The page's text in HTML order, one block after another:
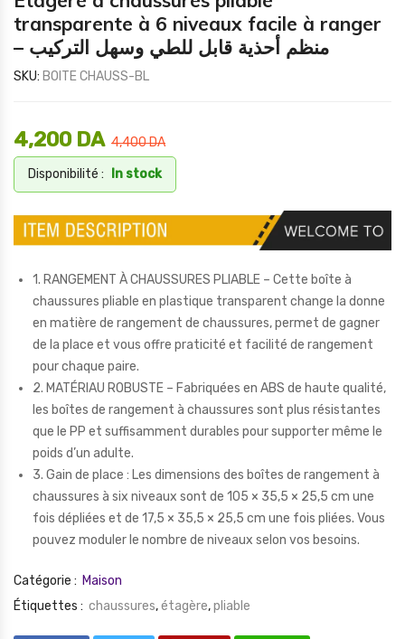
transparente à 6 niveaux facile à ranger
– منظم أحذية قابل للطي وسهل التركيب
SKU: BOITE CHAUSS-BL
4,400DA
4,200 DA
Disponibilité : In stock
1. RANGEMENT À CHAUSSURES PLIABLE – Cette boîte à
chaussures pliable en plastique transparent change la donne
en matière de rangement de chaussures, permet de gagner
de la place et vous offre praticité et facilité de rangement
pour chaque paire.
2. MATÉRIAU ROBUSTE – Fabriquées en ABS de haute qualité,
les boîtes de rangement à chaussures sont plus résistantes
que le PP et suffisamment durables pour supporter même le
poids d’un adulte.
3. Gain de place : Les dimensions des boîtes de rangement à
chaussures à six niveaux sont de 105 × 35,5 × 25,5 cm une
fois dépliées et de 17,5 × 35,5 × 25,5 cm une fois pliées. Vous
pouvez moduler le nombre de niveaux selon vos besoins.
Catégorie : Maison
Étiquettes : chaussures,étagère,pliable